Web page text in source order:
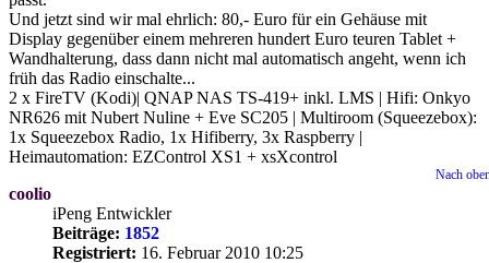
Und jetzt sind wir mal ehrlich: 80,- Euro für ein Gehäuse mit
Display gegenüber einem mehreren hundert Euro teuren Tablet +
Wandhalterung, dass dann nicht mal automatisch angeht, wenn ich
früh das Radio einschalte...
2 x FireTV (Kodi)| QNAP NAS TS-419+ inkl. LMS | Hifi: Onkyo
NR626 mit Nubert Nuline + Eve SC205 | Multiroom (Squeezebox):
1x Squeezebox Radio, 1x Hifiberry, 3x Raspberry |
Heimautomation: EZControl XS1 + xsXcontrol
Nach
coolio
iPeng Entwickler
Beiträge: 1852
Registriert: 16. Februar 2010 10:25